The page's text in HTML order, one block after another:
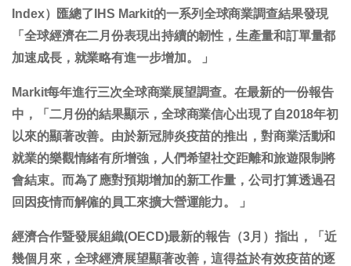
Index）匯總了IHS Markit的一系列全球商業調查結果發現
「全球經濟在二月份表現出持續的韌性，生產量和訂單量都
加速成長，就業略有進一步增加。 」
Markit每年進行三次全球商業展望調查。在最新的一份報告
中，「二月份的結果顯示，全球商業信心出現了自2018年初
以來的顯著改善。由於新冠肺炎疫苗的推出，對商業活動和
就業的樂觀情緒有所增強，人們希望社交距離和旅遊限制將
會結束。而為了應對預期增加的新工作量，公司打算透過召
回因疫情而解僱的員工來擴大營運能力。 」
經濟合作暨發展組織(OECD)最新的報告（3月）指出，「近
幾個月來，全球經濟展望顯著改善，這得益於有效疫苗的逐